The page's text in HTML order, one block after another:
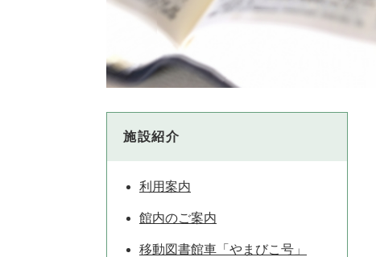
施設紹介
利用案内
館内のご案内
移動図書館車「やまびこ号」